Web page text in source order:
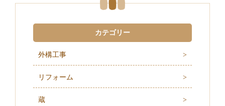
カテゴリー
外構工事
リフォーム
蔵